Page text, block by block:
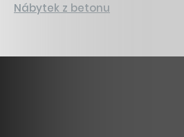
Nábytek z betonu